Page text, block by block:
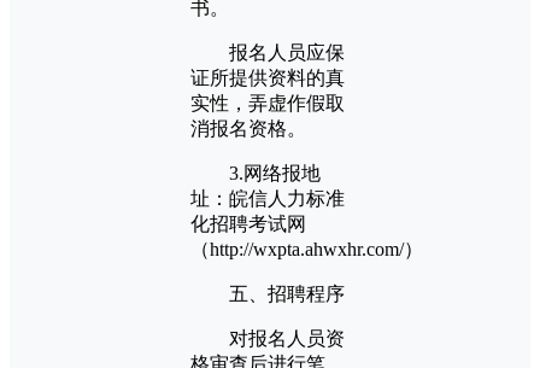
书。
报名人员应保
证所提供资料的真
实性，弄虚作假取
消报名资格。
3.网络报地
址：皖信人力标准
化招聘考试网
（http://wxpta.ahwxhr.com/）
五、招聘程序
对报名人员资
格审查后进行笔